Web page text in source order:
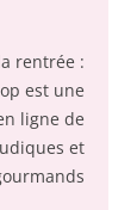
rentrée :
est une
ligne de
et